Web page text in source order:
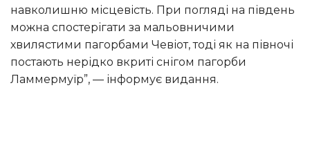
навколишню місцевість. При погляді на південь
можна спостерігати за мальовничими
хвилястими пагорбами Чевіот, тоді як на півночі
постають нерідко вкриті снігом пагорби
Ламмермуїр”, — інформує видання.